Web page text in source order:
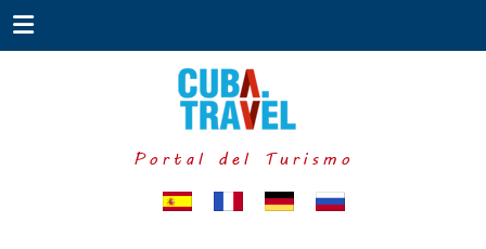
Portal del Turismo